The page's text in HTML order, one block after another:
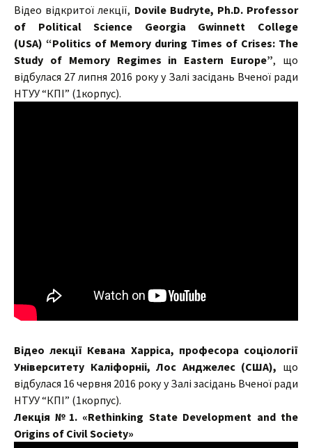
Відео відкритої лекції, Dovile Budryte‬, Ph.D. Professor
of Political Science Georgia Gwinnett College
(USA) “Politics of Memory during Times of Crises: The
Study of Memory Regimes in Eastern Europe”, що
відбулася 27 липня 2016 року у Залі засідань Вченої ради
НТУУ “КПІ” (1корпус).
Відеолекції Кевана Харріса, професора соціології
Університету Каліфорніі, Лос Анджелес (США), що
відбулася 16 червня 2016 року у Залі засідань Вченої ради
НТУУ “КПІ” (1корпус).
Лекція №1. «Rethinking State Development and the
Origins of Civil Society»